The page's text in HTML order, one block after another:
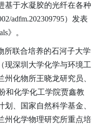
基于水凝胶的光纤在各种
adfm.202309795）发表
》。
所联合培养的石河子大学
现深圳大学化学与环境工
化物所王晓龙研究员、
和化学化工学院贾鑫教
、国家自然科学基金、
州化学物理研究所重点培